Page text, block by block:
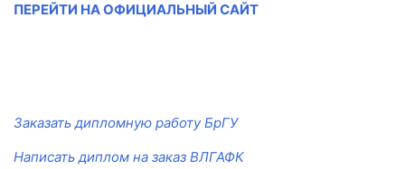
ПЕРЕЙТИ НА ОФИЦИАЛЬНЫЙ САЙТ
Заказать дипломную работу БрГУ
Написать диплом на заказ ВЛГАФК